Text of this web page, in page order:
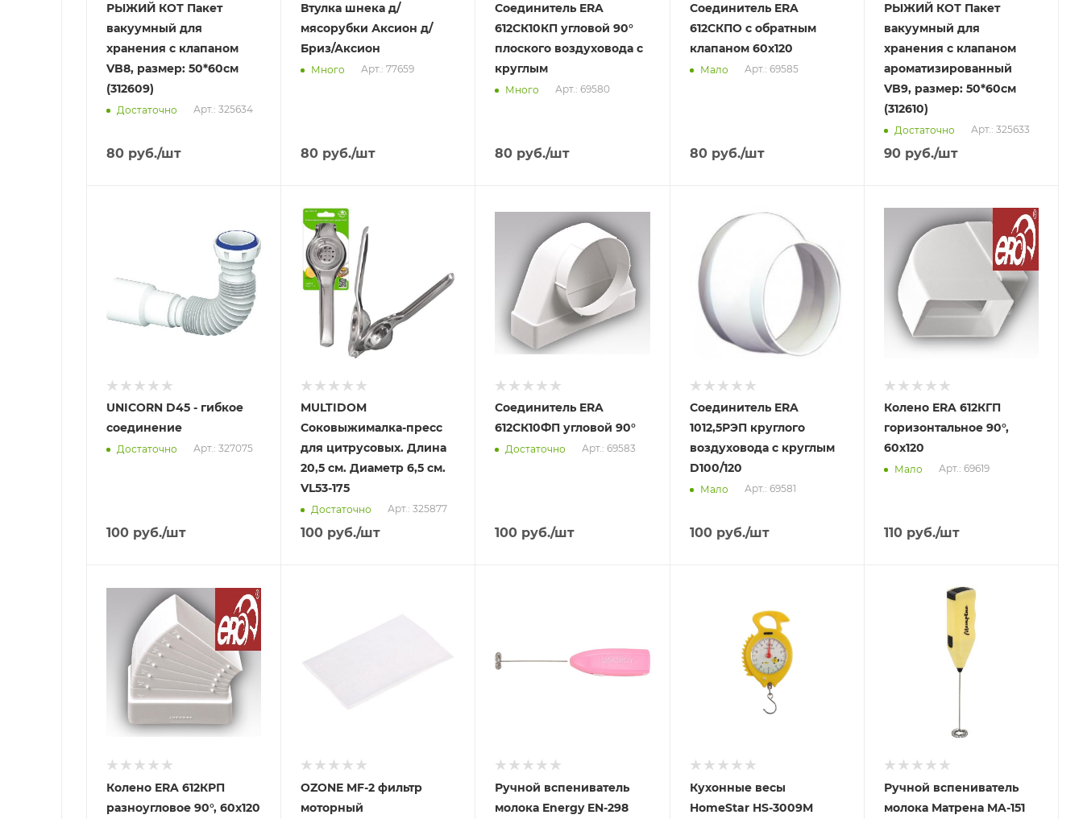
РЫЖИЙ КОТ Пакет
вакуумный для
хранения с клапаном
VB8, размер: 50*60см
(312609)
Достаточно Арт.: 325634
80 руб./шт
Втулка шнека д/
мясорубки Аксион д/
Бриз/Аксион
Много Арт.: 77659
80 руб./шт
Соединитель ERA
612СК10КП угловой 90°
плоского воздуховода с
круглым
Много Арт.: 69580
80 руб./шт
Соединитель ERA
612СКПО с обратным
клапаном 60х120
Мало Арт.: 69585
80руб./шт
РЫЖИЙ КОТ Пакет
вакуумный для
хранения с клапаном
ароматизированный
VB9, размер: 50*60см
(312610)
Достаточно Арт.: 325633
90руб./шт
Нет
UNICORN D45 - гибкое
соединение
Достаточно Арт.: 327075
100 руб./шт
Отправим
13.08.2026
В наличии в пункте
самовывоза
Нет
MULTIDOM
Соковыжималка-пресс
для цитрусовых. Длина
20,5 см. Диаметр 6,5 см.
VL53-175
Достаточно Арт.: 325877
100 руб./шт
Отправим
08.08.2026
В наличии в пункте
самовывоза
Соединитель ERA
612СК10ФП угловой 90°
Достаточно Арт.: 69583
100 руб./шт
08.08.2026
В наличии в пункте
самовывоза
Соединитель ERA
1012,5РЭП круглого
воздуховода с круглым
D100/120
Мало Арт.: 69581
100руб./шт
Отправим
08.08.2026
В наличии в пункте
самовывоза
Да
Колено ERA 612КГП
горизонтальное 90°,
60х120
Мало Арт.: 69619
110руб./шт
Отправим
08.08.2026
В наличии в пункте
самовывоза
Колено ERA 612КРП
разноугловое 90°, 60х120
Нет
OZONE MF-2 фильтр
моторный
Нет
Ручной вспениватель
молока Energy EN-298
В наличии в пункте
самовывоза
Кухонные весы
HomeStar HS-3009M
В наличии в пункте
Ручной вспениватель
молока Матрена MA-151